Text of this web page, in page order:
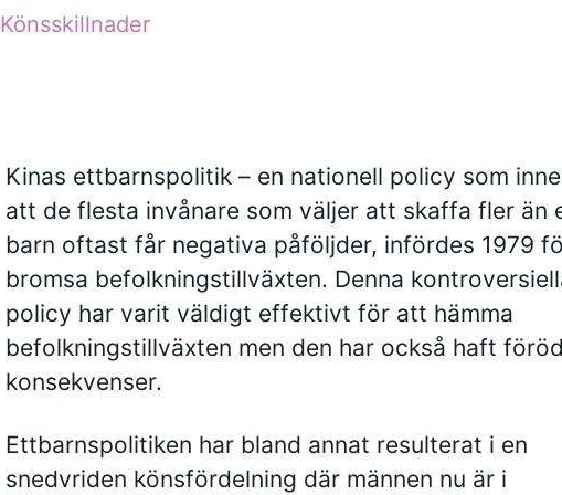
Könsskillnader
Kinas ettbarnspolitik – en nationell policy som
att de flesta invånare som väljer att skaffa fler än
barn oftast får negativa påföljder, infördes 1979
bromsa befolkningstillväxten. Denna
policy har varit väldigt effektivt för att hämma
befolkningstillväxten men den har också haft
konsekvenser.
Ettbarnspolitiken har bland annat resulterat i en
snedvriden könsfördelning där männen nu är i